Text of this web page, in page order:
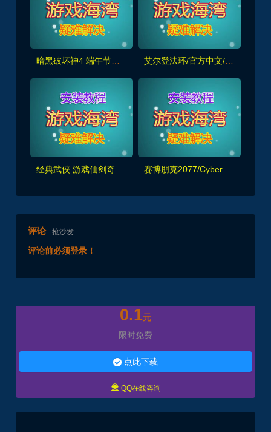
暗黑破坏神4 端午节尝鲜版 免费送给大家玩 艾尔登法环/官方中文/[更新]1.0.21完美学习版
经典武侠 游戏仙剑奇侠传七 最新发布 赛博朋克2077/Cyberpunk 2077（V1.3豪华版+原声音乐集+新额外DLC）
评论 抢沙发
评论前必须登录！
0.1元
限时免费
 点此下载
 QQ在线咨询